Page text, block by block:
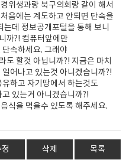
위생과랑 북구의회랑 같이 해서
음에는 계도하고 안되면 단속을
데 정보공개포털을 통해 보니
까?! 컴퓨터앞에만
속하세요. 그래야
도 할것 아닙니까?! 지금은 마치
어나고 있는것 아니겠습니까?!
하고 자기땅에서 하는것도
있는거 아니겠습니까?!
식을 먹을수 있도록 해주세요.
삭제 목록